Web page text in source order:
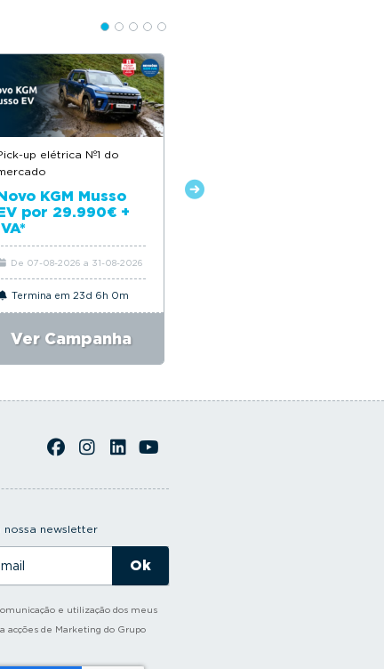
up elétrica Nº1 do
KGM Musso
por 29.990€ +
De 07-08-2026 a 31-08-2026
Termina em 23d 6h 0m
Ver Campanha
Novo Citroën ë-C4
nossa newsletter
e utilização dos meus
acções de Marketing do Grupo